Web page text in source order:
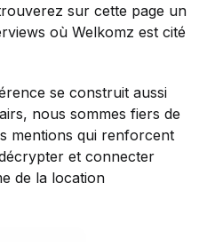
sur cette page un
où Welkomz est cité
se construit aussi
nous sommes fiers de
mentions qui renforcent
et connecter
de la location